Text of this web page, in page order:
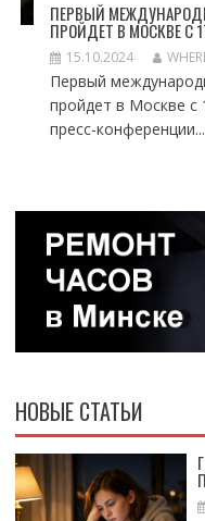
ПЕРВЫЙ
ПРОЙДЕТ В МОСКВЕ С
15.10.2024
Первый
пройдет в Москве с
пресс-конференции...
НОВЫЕ СТАТЬИ